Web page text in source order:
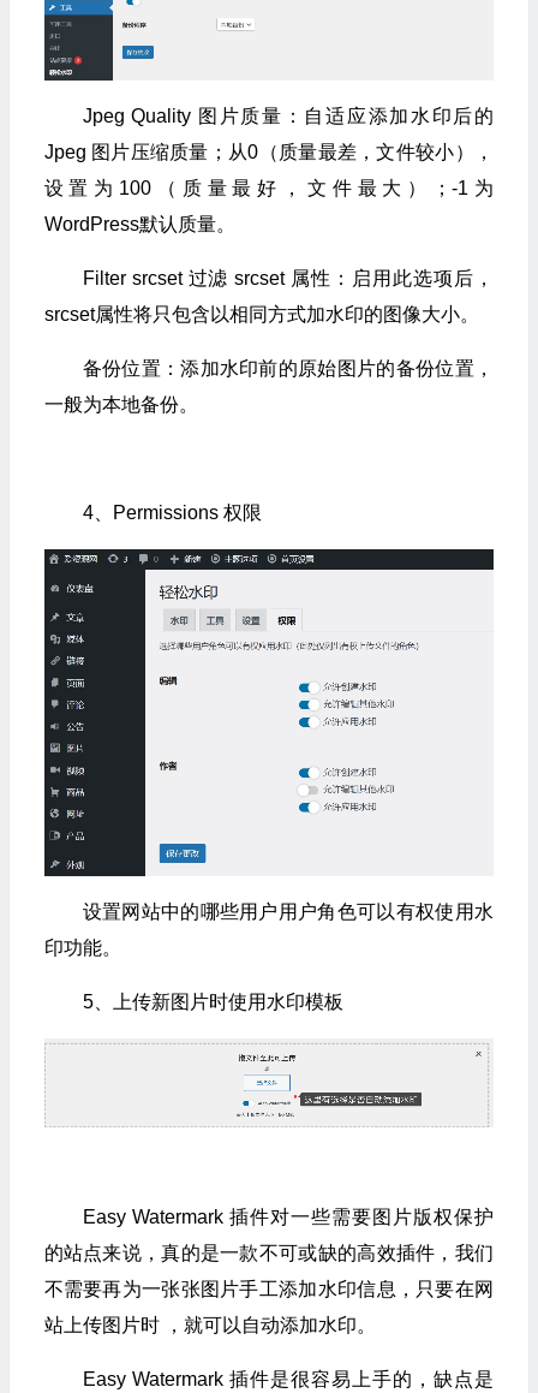
Jpeg Quality 图片质量：自适应添加水印后的
Jpeg 图片压缩质量；从0（质量最差，文件较小），
设置为100（质量最好，文件最大）；-1为
WordPress默认质量。
Filter srcset 过滤 srcset 属性：启用此选项后，
srcset属性将只包含以相同方式加水印的图像大小。
备份位置：添加水印前的原始图片的备份位置，
一般为本地备份。
4、Permissions 权限
设置网站中的哪些用户用户角色可以有权使用水
印功能。
5、上传新图片时使用水印模板
Easy Watermark 插件对一些需要图片版权保护
的站点来说，真的是一款不可或缺的高效插件，我们
不需要再为一张张图片手工添加水印信息，只要在网
站上传图片时 ，就可以自动添加水印。
Easy Watermark 插件是很容易上手的，缺点是